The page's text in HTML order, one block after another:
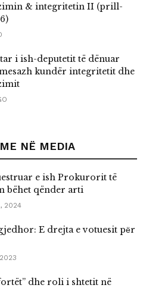
& integritetin II (prill-
i ish-deputetit të dënuar
kundër integritetit dhe
NË MEDIA
e ish Prokurorit të
bëhet qënder arti
2024
E drejta e votuesit pёr
dhe roli i shtetit në